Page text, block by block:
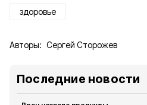
здоровье
Авторы: Сергей Сторожев
Последние новости